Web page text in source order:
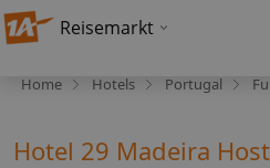
Reisemarkt
Home Hotels Portugal
Hotel 29 Madeira